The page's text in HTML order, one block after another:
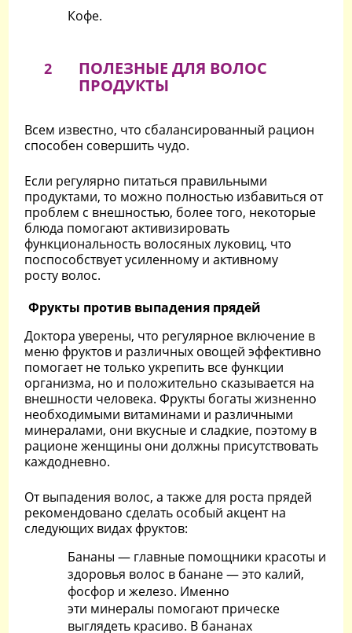
Кофе.
2
ПОЛЕЗНЫЕ ДЛЯ ВОЛОС
ПРОДУКТЫ
Всем известно, что сбалансированный рацион
способен совершить чудо.
Если регулярно питаться правильными
продуктами, то можно полностью избавиться от
проблем с внешностью, более того, некоторые
блюда помогают активизировать
функциональность волосяных луковиц, что
поспособствует усиленному и активному
росту волос.
Фрукты против выпадения прядей
Доктора уверены, что регулярное включение в
меню фруктов и различных овощей эффективно
помогает не только укрепить все функции
организма, но и положительно сказывается на
внешности человека. Фрукты богаты жизненно
необходимыми витаминами и различными
минералами, они вкусные и сладкие, поэтому в
рационе женщины они должны присутствовать
каждодневно.
От выпадения волос, а также для роста прядей
рекомендовано сделать особый акцент на
следующих видах фруктов:
Бананы — главные помощники красоты и
здоровья волос в банане — это калий,
фосфор и железо. Именно
эти минералы помогают прическе
выглядеть красиво. В бананах